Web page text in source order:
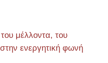
μέλλοντα, του
ενεργητική φωνή